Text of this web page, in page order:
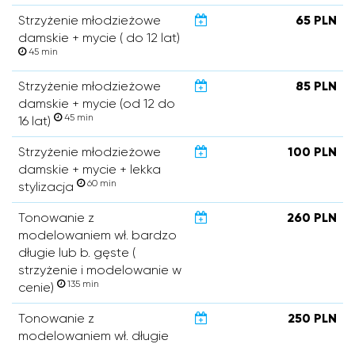
Strzyżenie młodzieżowe
damskie + mycie ( do 12 lat)
45 min
65 PLN
Strzyżenie młodzieżowe
damskie + mycie (od 12 do
16 lat)
45 min
85 PLN
Strzyżenie młodzieżowe
damskie + mycie + lekka
stylizacja
60 min
100 PLN
Tonowanie z
modelowaniem wł. bardzo
długie lub b. gęste (
strzyżenie i modelowanie w
cenie)
135 min
260 PLN
Tonowanie z
modelowaniem wł. długie
250 PLN